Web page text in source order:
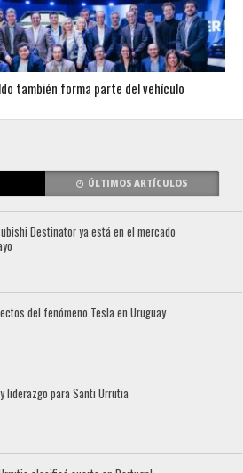
también forma parte del vehículo
ÚLTIMOS ARTÍCULOS
Destinator ya está en el mercado
del fenómeno Tesla en Uruguay
liderazgo para Santi Urrutia